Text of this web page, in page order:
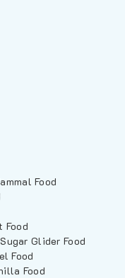
Food
Food
Glider Food
Food
Food